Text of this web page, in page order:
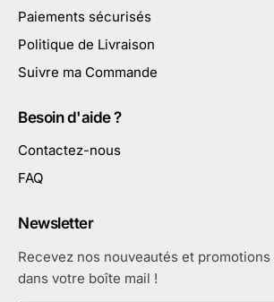
Paiements sécurisés
Politique de Livraison
Suivre ma Commande
Besoin d'aide ?
Contactez-nous
FAQ
Newsletter
Recevez nos nouveautés et
dans votre boîte mail !